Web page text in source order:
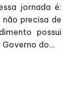
jornada é:
precisa de
possui
do...